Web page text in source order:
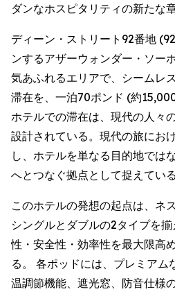
ダンなホスピタリティの新たな
ディーン・ストリート92番地
ンするアザーウォンダー・ソー
気あふれるエリアで、シームレ
滞在を、一泊70ポンド (約
ホテルでの滞在は、現代の人々
設計されている。現代の旅にお
し、ホテルを単なる目的地では
へとつなぐ拠点として捉えている
このホテルの発想の起点は、ネ
シングルとダブルの2タイプを
性・安全性・効率性を最大限高
る。 各ポッドには、プレミアム
温調節機能、遮光窓、防音仕様